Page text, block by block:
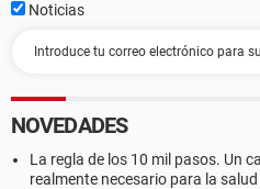
Noticias
NOVEDADES
La regla de los 10 mil pasos. Un
realmente necesario para la salud